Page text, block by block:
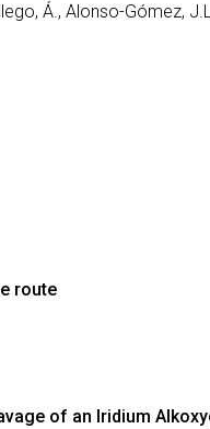
Á., Alonso-Gómez,
route
of an Iridium